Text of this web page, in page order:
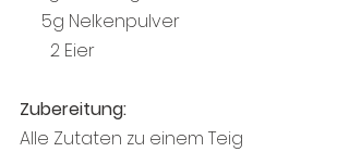
     5g Nelkenpulver
       2 Eier
Zubereitung:
Alle Zutaten zu einem Teig